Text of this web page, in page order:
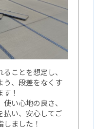
ことを想定し、
う、段差をなくす
！
い心地の良さ、
払い、安心してご
ました！